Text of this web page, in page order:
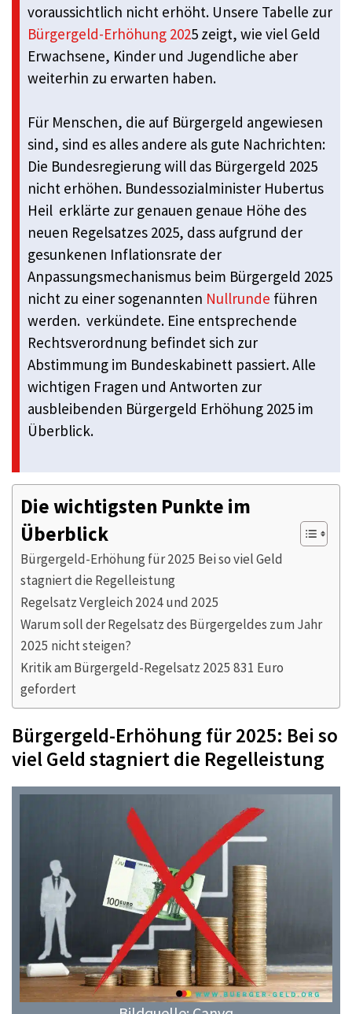
voraussichtlich nicht erhöht. Unsere Tabelle zur
Bürgergeld-Erhöhung 2025 zeigt, wie viel Geld
Erwachsene, Kinder und Jugendliche aber
weiterhin zu erwarten haben.
Für Menschen, die auf Bürgergeld angewiesen
sind, sind es alles andere als gute Nachrichten:
Die Bundesregierung will das Bürgergeld 2025
nicht erhöhen. Bundessozialminister Hubertus
Heil erklärte zur genauen genaue Höhe des
neuen Regelsatzes 2025, dass aufgrund der
gesunkenen Inflationsrate der
Anpassungsmechanismus beim Bürgergeld 2025
nicht zu einer sogenannten Nullrunde führen
werden. verkündete. Eine entsprechende
Rechtsverordnung befindet sich zur
Abstimmung im Bundeskabinett passiert. Alle
wichtigen Fragen und Antworten zur
ausbleibenden Bürgergeld Erhöhung 2025 im
Überblick.
Die wichtigsten Punkte im
Überblick
Bürgergeld-Erhöhung für 2025 Bei so viel Geld
stagniert die Regelleistung
Regelsatz Vergleich 2024 und 2025
Warum soll der Regelsatz des Bürgergeldes zum Jahr
2025 nicht steigen?
Kritik am Bürgergeld-Regelsatz 2025 831 Euro
gefordert
Bürgergeld-Erhöhung für 2025: Bei so
viel Geld stagniert die Regelleistung